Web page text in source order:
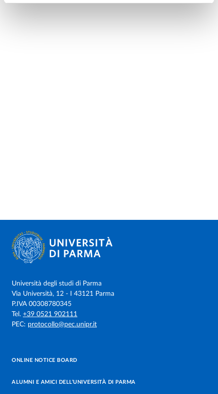
Università degli studi di Parma
Via Università, 12 - I 43121 Parma
P.IVA 00308780345
Tel. +39 0521 902111
PEC: protocollo@pec.unipr.it
ONLINE NOTICE BOARD
ALUMNI E AMICI DELL’UNIVERSITÀ DI PARMA